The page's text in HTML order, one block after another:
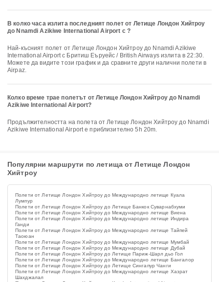
В колко часа излита последният полет от Летище Лондон Хийтроу
до Nnamdi Azikiwe International Airport с ?
Най-късният полет от Летище Лондон Хийтроу до Nnamdi Azikiwe
International Airport с Бритиш Еъруейс / British Airways излита в 22:30.
Можете да видите този график и да сравните други налични полети в
Airpaz.
Колко време трае полетът от Летище Лондон Хийтроу до Nnamdi
Azikiwe International Airport?
Продължителността на полета от Летище Лондон Хийтроу до Nnamdi
Azikiwe International Airport е приблизително 5h 20m.
Популярни маршрути по летища от Летище Лондон
Хийтроу
Полети от Летище Лондон Хийтроу до Международно летище Куала
Лумпур
Полети от Летище Лондон Хийтроу до Летище Банкок Суварнабхуми
Полети от Летище Лондон Хийтроу до Международно летище Виена
Полети от Летище Лондон Хийтроу до Международно летище Индира
Ганди
Полети от Летище Лондон Хийтроу до Международно летище Тайпей
Таоюан
Полети от Летище Лондон Хийтроу до Международно летище Мумбай
Полети от Летище Лондон Хийтроу до Международно летище Дубай
Полети от Летище Лондон Хийтроу до Летище Париж-Шарл дьо Гол
Полети от Летище Лондон Хийтроу до Международно летище Бангалор
Полети от Летище Лондон Хийтроу до Летище Сингапур Чанги
Полети от Летище Лондон Хийтроу до Международно летище Хазрат
Шахджалал